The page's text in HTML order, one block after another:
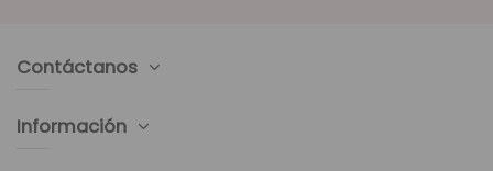
Contáctanos
Información